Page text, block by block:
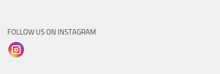
FOLLOW US ON INSTAGRAM